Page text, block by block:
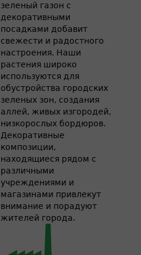
зеленый газон с
декоративными
посадками добавит
свежести и радостного
настроения. Наши
растения широко
используются для
обустройства городских
зеленых зон, создания
аллей, живых изгородей,
низкорослых бордюров.
Декоративные
композиции,
находящиеся рядом с
различными
учреждениями и
магазинами привлекут
внимание и порадуют
жителей города.